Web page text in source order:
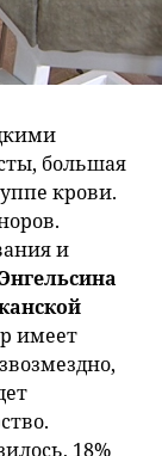
большая
крови.
и
имеет
18%